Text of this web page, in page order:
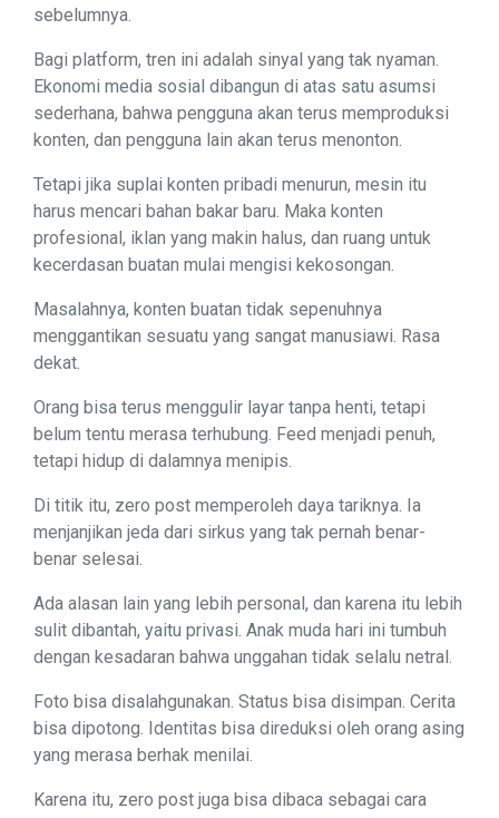
sebelumnya.
Bagi platform, tren ini adalah sinyal yang tak nyaman.
Ekonomi media sosial dibangun di atas satu asumsi
sederhana, bahwa pengguna akan terus memproduksi
konten, dan pengguna lain akan terus menonton.
Tetapi jika suplai konten pribadi menurun, mesin itu
harus mencari bahan bakar baru. Maka konten
profesional, iklan yang makin halus, dan ruang untuk
kecerdasan buatan mulai mengisi kekosongan.
Masalahnya, konten buatan tidak sepenuhnya
menggantikan sesuatu yang sangat manusiawi. Rasa
dekat.
Orang bisa terus menggulir layar tanpa henti, tetapi
belum tentu merasa terhubung. Feed menjadi penuh,
tetapi hidup di dalamnya menipis.
Di titik itu, zero post memperoleh daya tariknya. Ia
menjanjikan jeda dari sirkus yang tak pernah benar-
benar selesai.
Ada alasan lain yang lebih personal, dan karena itu lebih
sulit dibantah, yaitu privasi. Anak muda hari ini tumbuh
dengan kesadaran bahwa unggahan tidak selalu netral.
Foto bisa disalahgunakan. Status bisa disimpan. Cerita
bisa dipotong. Identitas bisa direduksi oleh orang asing
yang merasa berhak menilai.
Karena itu, zero post juga bisa dibaca sebagai cara